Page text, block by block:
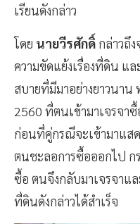
เรียนดังกล่าว
โดย นายวีรศักดิ์ กล่าวถึ
ความขัดแย้งเรื่องที่ดิน แ
สบายที่มีมาอย่างยาวนา
2560 ที่ตนเข้ามาเจรจ
ก่อนที่คู่กรณีจะเข้ามาแส
ตนชะลอการซื้อออกไป ก
ซื้อ ตนจึงกลับมาเจรจาแ
ที่ดินดังกล่าวได้สำเร็จ